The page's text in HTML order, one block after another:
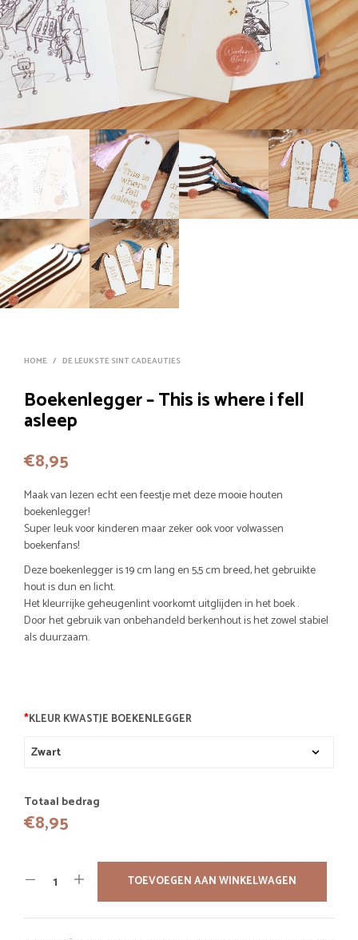
HOME / DE LEUKSTE SINT CADEAUTJES
Boekenlegger – This is where i fell
asleep
€8,95
Maak van lezen echt een feestje met deze mooie houten
boekenlegger!
Super leuk voor kinderen maar zeker ook voor volwassen
boekenfans!
Deze boekenlegger is 19 cm lang en 5,5 cm breed, het gebruikte
hout is dun en licht.
Het kleurrijke geheugenlint voorkomt uitglijden in het boek .
Door het gebruik van onbehandeld berkenhout is het zowel stabiel
als duurzaam.
*KLEUR KWASTJE BOEKENLEGGER
Totaal bedrag
€8,95
TOEVOEGEN AAN WINKELWAGEN